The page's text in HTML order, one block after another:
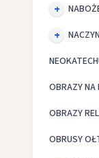
OBRAZY NA
OBRAZY
OBRUSY